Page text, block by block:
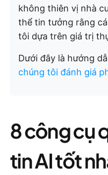
không thiên vị nhà
thể tin tưởng rằng
tôi dựa trên giá trị
Dưới đây là hướng
chúng tôi đánh giá
8 công cụ
tin AI tốt